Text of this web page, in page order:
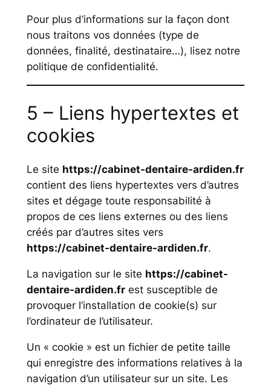
Pour plus d’informations sur la façon dont
nous traitons vos données (type de
données, finalité, destinataire…), lisez notre
politique de confidentialité.
5 – Liens hypertextes et
cookies
Le site https://cabinet-dentaire-ardiden.fr
contient des liens hypertextes vers d’autres
sites et dégage toute responsabilité à
propos de ces liens externes ou des liens
créés par d’autres sites vers
https://cabinet-dentaire-ardiden.fr.
La navigation sur le site https://cabinet-
dentaire-ardiden.frest susceptible de
provoquer l’installation de cookie(s) sur
l’ordinateur de l’utilisateur.
Un « cookie » est un fichier de petite taille
qui enregistre des informations relatives à la
navigation d’un utilisateur sur un site. Les